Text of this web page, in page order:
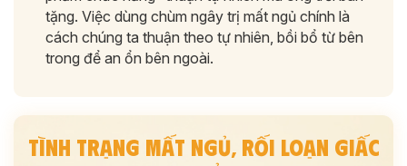
tặng. Việc dùng chùm ngây trị mất ngủ chính là
cách chúng ta thuận theo tự nhiên, bồi bổ từ bên
trong để an ổn bên ngoài.
TÌNH TRẠNG MẤT NGỦ, RỐI LOẠN GIẤC